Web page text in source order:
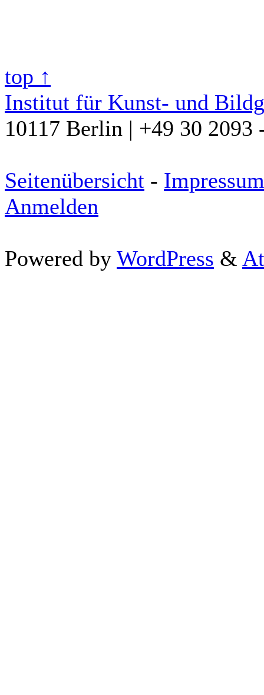
top ↑
Institut für Kunst- und
10117 Berlin | +49 30 2093
Seitenübersicht - Impressum
Anmelden
Powered by WordPress &